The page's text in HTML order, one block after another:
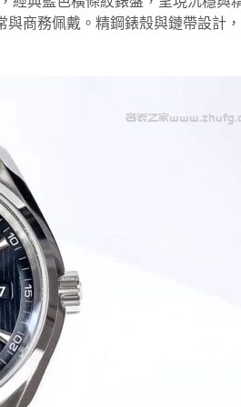
與商務佩戴。精鋼錶殼與鏈帶設計